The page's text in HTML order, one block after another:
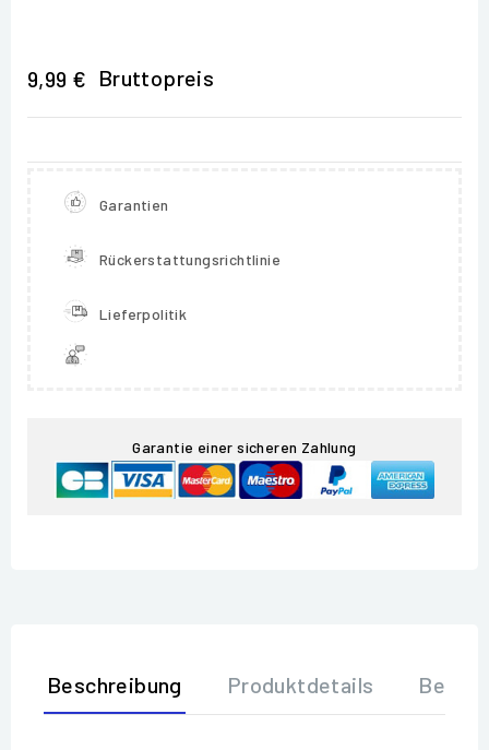
9,99 € Bruttopreis
Garantien
Rückerstattungsrichtlinie
Lieferpolitik
Garantie einer sicheren Zahlung
Beschreibung Produktdetails